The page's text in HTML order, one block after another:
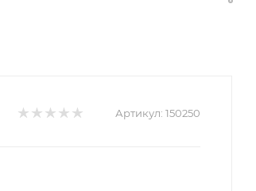
Артикул: 150250